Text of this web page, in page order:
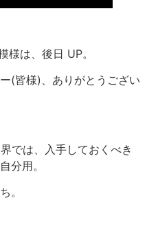
様は、後日 UP。
(皆様)、ありがとうござい
では、入手しておくべき
分用。
。